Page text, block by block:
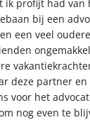
ik profijt had
bij een
een veel
deze partner
voor het
nog even te